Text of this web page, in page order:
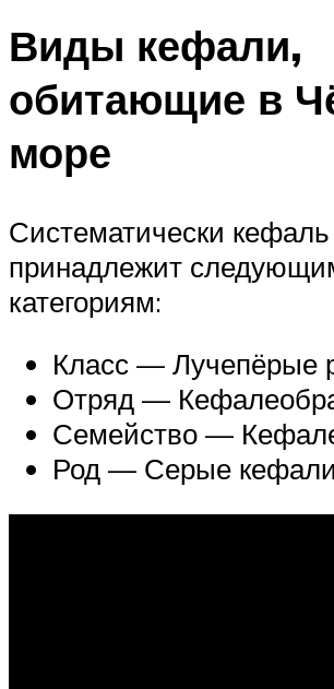
Виды кефали,
обитающие в
море
Систематически кефаль
принадлежит
категориям:
Класс — Лучепёрые
Отряд —
Семейство —
Род — Серые